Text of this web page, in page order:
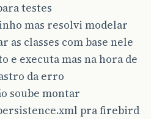
testes
mas resolvi modelar
as classes com base nele
e executa mas na hora de
da erro
soube montar
pra firebird